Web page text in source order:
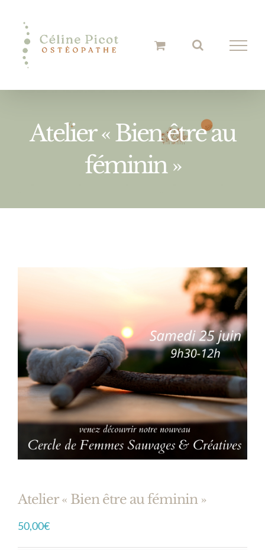
contenu
Atelier « Bien être au
féminin »
Atelier « Bien être au féminin »
50,00€